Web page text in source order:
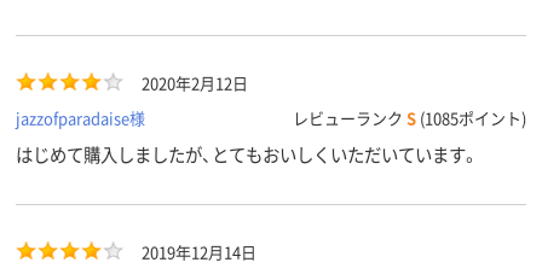
2020年2月12日
jazzofparadaise様
レビューランク S (1085ポイント)
はじめて購入しましたが、とてもおいしくいただいています。
2019年12月14日